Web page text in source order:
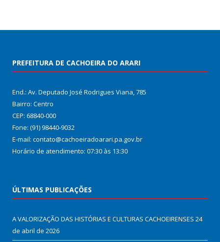
PREFEITURA DE CACHOEIRA DO ARARI
End.: Av. Deputado José Rodrigues Viana, 785
Bairro: Centro
CEP: 68840-000
Fone: (91) 98440-9032
E-mail: contato@cachoeiradoarari.pa.gov.br
Horário de atendimento: 07:30 às 13:30
ÚLTIMAS PUBLICAÇÕES
A VALORIZAÇÃO DAS HISTÓRIAS E CULTURAS CACHOEIRENSES 24
de abril de 2026